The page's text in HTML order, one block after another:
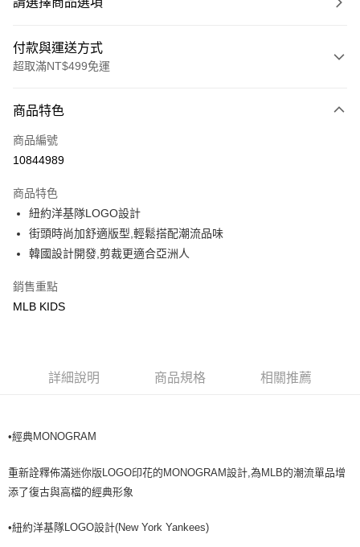
付款與運送方式
超取滿NT$499免運
信用卡一次付款
超商取貨付款
Apple Pay
街口支付
運送方式
全家取貨<不支援離島取退>
7-11取貨付款<未取貨列黑名單/不支援離島取退>
7-11取貨<不支援離島取退>
商品特色
商品編號
10844989
商品特色
紐約洋基隊LOGO設計
街頭時尚加舒適版型,輕鬆搭配潮流品味
韓國設計開發,剪裁更適合亞洲人
銷售重點
MLB KIDS
詳細說明 商品規格 相關推薦
•經典MONOGRAM
重新詮釋佈滿迷你版LOGO印花的MONOGRAM設計,為MLB的潮流單品增
添了復古與高檔的經典形象
•紐約洋基隊LOGO設計(New York Yankees)